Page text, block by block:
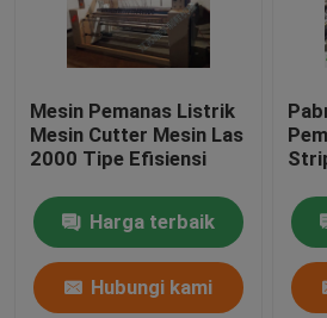
Mesin Pemanas Listrik
Mesin Cutter Mesin Las
2000 Tipe Efisiensi
Harga terbaik
Hubungi kami